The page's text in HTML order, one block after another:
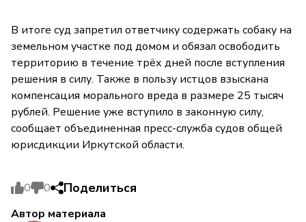
В итоге суд запретил ответчику содержать собаку на
земельном участке под домом и обязал освободить
территорию в течение трёх дней после вступления
решения в силу. Также в пользу истцов взыскана
компенсация морального вреда в размере 25 тысяч
рублей. Решение уже вступило в законную силу,
сообщает объединенная пресс-служба судов общей
юрисдикции Иркутской области.
0 0 Поделиться
Автор материала